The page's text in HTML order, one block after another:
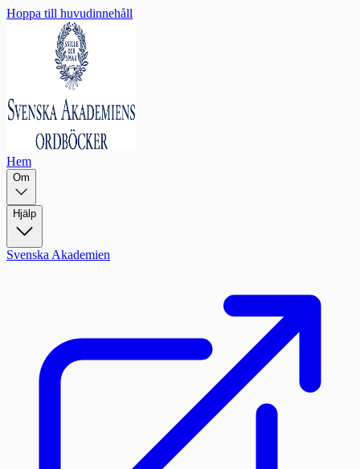
Hoppa till huvudinnehåll
Hem
Om
Hjälp
Svenska Akademien